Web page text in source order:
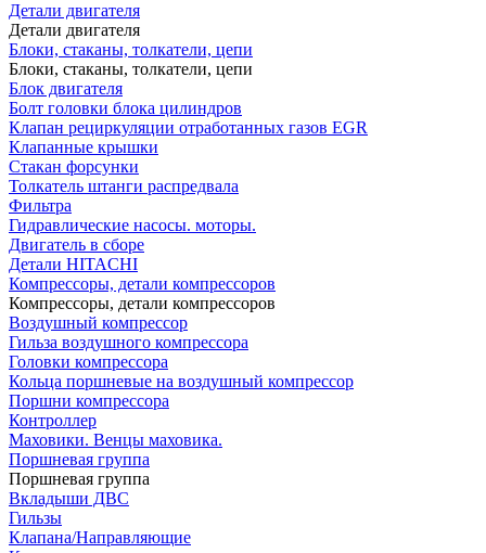
Детали двигателя
Детали двигателя
Блоки, стаканы, толкатели, цепи
Блоки, стаканы, толкатели, цепи
Блок двигателя
Болт головки блока цилиндров
Клапан рециркуляции отработанных газов EGR
Клапанные крышки
Стакан форсунки
Толкатель штанги распредвала
Фильтра
Гидравлические насосы. моторы.
Двигатель в сборе
Детали HITACHI
Компрессоры, детали компрессоров
Компрессоры, детали компрессоров
Воздушный компрессор
Гильза воздушного компрессора
Головки компрессора
Кольца поршневые на воздушный компрессор
Поршни компрессора
Контроллер
Маховики. Венцы маховика.
Поршневая группа
Поршневая группа
Вкладыши ДВС
Гильзы
Клапана/Направляющие